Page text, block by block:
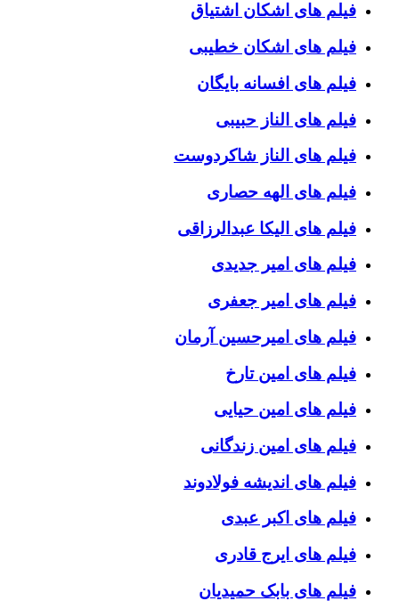
فیلم های اشکان اشتیاق
فیلم های اشکان خطیبی
فیلم های افسانه بایگان
فیلم های الناز حبیبی
فیلم های الناز شاکردوست
فیلم های الهه حصاری
فیلم های الیکا عبدالرزاقی
فیلم های امیر جدیدی
فیلم های امیر جعفری
فیلم های امیرحسین آرمان
فیلم های امین تارخ
فیلم های امین حیایی
فیلم های امین زندگانی
فیلم های اندیشه فولادوند
فیلم های اکبر عبدی
فیلم های ایرج قادری
فیلم های بابک حمیدیان